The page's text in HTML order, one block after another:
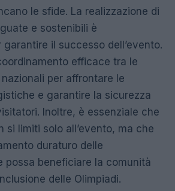
le sfide. La realizzazione di
e sostenibili è
il successo dell’evento.
efficace tra le
per affrontare le
e garantire la sicurezza
Inoltre, è essenziale che
si limiti solo all’evento, ma che
duraturo delle
possa beneficiare la comunità
delle Olimpiadi.